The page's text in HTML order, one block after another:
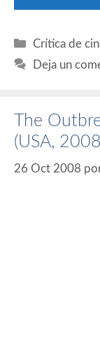
Categorías
Crítica de
Deja un
The
(USA,
26 Oct 2008